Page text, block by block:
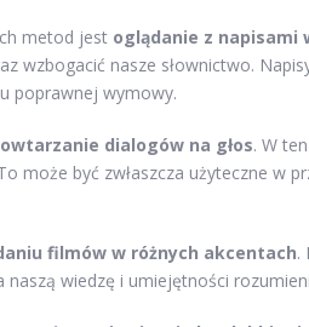
metod jest oglądanie z napisami
wzbogacić nasze słownictwo.
poprawnej wymowy.
dialogów na głos. W
może być zwłaszcza użyteczne w
filmów w różnych akcentach.
naszą wiedzę i umiejętności